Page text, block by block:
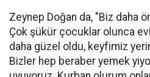
Zeynep Doğan da, "Biz daha
Çok şükür çocuklar olunca
daha güzel oldu, keyfimiz
Bizler hep beraber yemek